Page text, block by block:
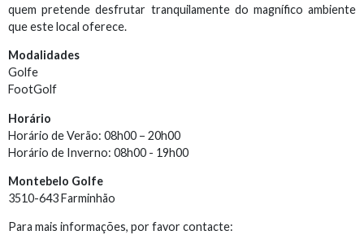
quem pretende desfrutar tranquilamente do magnífico ambiente
que este local oferece.
Modalidades
Golfe
FootGolf
Horário
Horário de Verão: 08h00 – 20h00
Horário de Inverno: 08h00 - 19h00
Montebelo Golfe
3510-643 Farminhão
Para mais informações, por favor contacte: